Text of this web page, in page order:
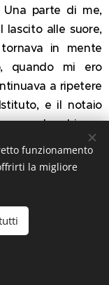
parte di me,
lascito alle suore,
in mente
quando mi ero
a ripetere
e il notaio
un bambino e
sia successo:
essermi ritrovato
ma è una
il motivo per cui
è certa, cioè
funzionamento
la migliore